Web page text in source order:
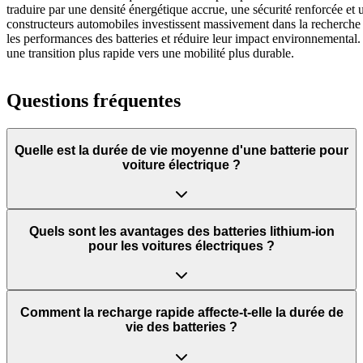
traduire par une densité énergétique accrue, une sécurité renforcée et
constructeurs automobiles investissent massivement dans la
les performances des batteries et réduire leur impact
une transition plus rapide vers une mobilité plus durable.
Questions fréquentes
Quelle est la durée de vie moyenne d'une batterie pour
voiture électrique ?
Quels sont les avantages des batteries lithium-ion
pour les voitures électriques ?
Comment la recharge rapide affecte-t-elle la durée de
vie des batteries ?